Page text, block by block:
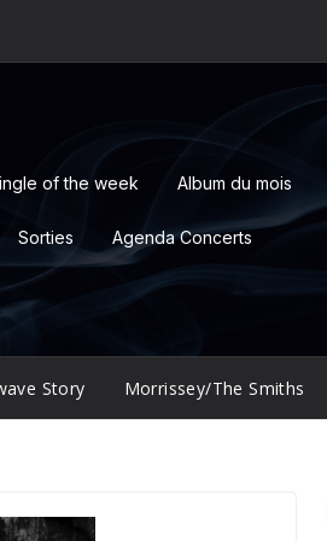
of the week Album du mois
Sorties Agenda Concerts
Story Morrissey/The Smiths